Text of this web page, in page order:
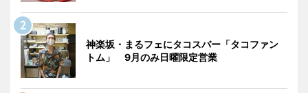
神楽坂・まるフェにタコスバー「タコファン
トム」 9月のみ日曜限定営業